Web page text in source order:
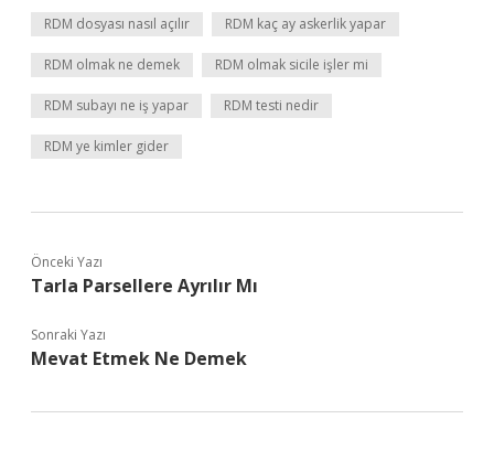
RDM dosyası nasıl açılır RDM kaç ay askerlik yapar
RDM olmak ne demek RDM olmak sicile işler mi
RDM subayı ne iş yapar RDM testi nedir
RDM ye kimler gider
Önceki Yazı
Tarla Parsellere Ayrılır Mı
Sonraki Yazı
Mevat Etmek Ne Demek